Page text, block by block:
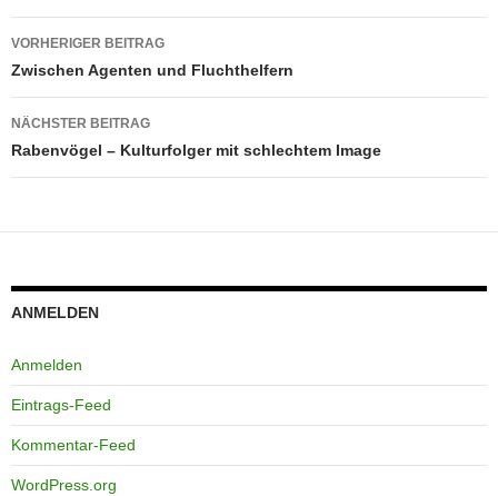
Beitragsnavigation
VORHERIGER BEITRAG
Zwischen Agenten und Fluchthelfern
NÄCHSTER BEITRAG
Rabenvögel – Kulturfolger mit schlechtem Image
ANMELDEN
Anmelden
Eintrags-Feed
Kommentar-Feed
WordPress.org